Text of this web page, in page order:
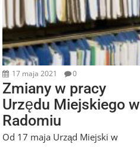
17 maja 2021 0
Zmiany w pracy
Urzędu Miejskiego w
Radomiu
Od 17 maja Urząd Miejski w